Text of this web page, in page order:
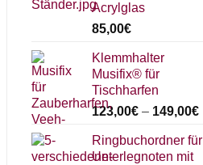
Acrylglas
85,00€
Klemmhalter
Musifix® für
Tischharfen
123,00€– 149,00€
Ringbuchordner für
Unterlegnoten mit